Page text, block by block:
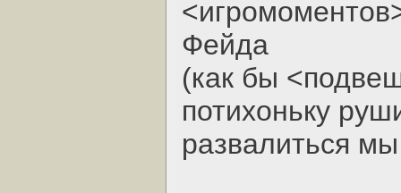
Фейда
(как бы
потихоньку
развалиться